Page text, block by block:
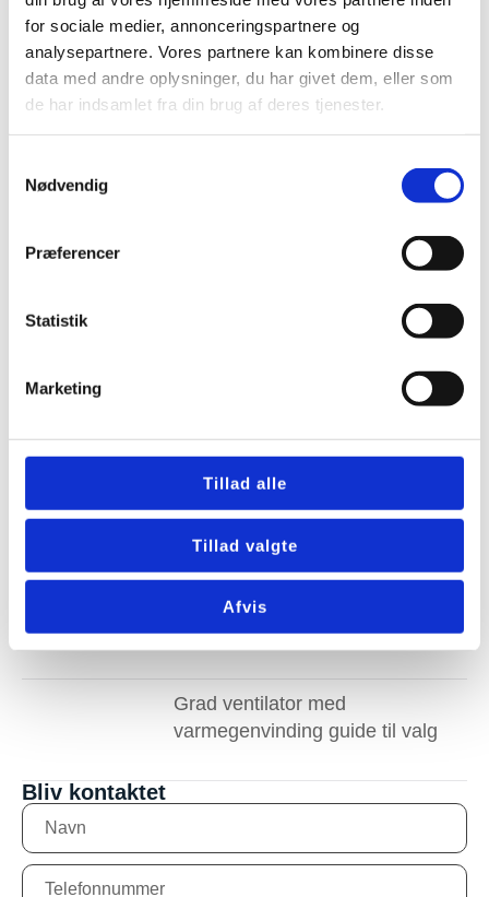
for sociale medier, annonceringspartnere og
analysepartnere. Vores partnere kan kombinere disse
data med andre oplysninger, du har givet dem, eller som
de har indsamlet fra din brug af deres tjenester.
Nødvendig
Præferencer
Statistik
Marketing
Tillad alle
Tillad valgte
Afvis
sund ventilation
Hvilket netværk bruger Duka og
hvilken styring er bedst
Montering af ventilationsanlæg
Ventilator badeværelse batteri
eco 375 ventilationsanlæg med
korrekt dimensionering
Grad ventilator med
varmegenvinding guide til valg
Bliv kontaktet